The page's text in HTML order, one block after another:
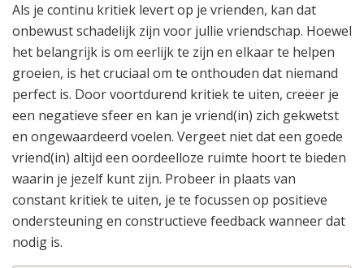
Als je continu kritiek levert op je vrienden, kan dat
onbewust schadelijk zijn voor jullie vriendschap. Hoewel
het belangrijk is om eerlijk te zijn en elkaar te helpen
groeien, is het cruciaal om te onthouden dat niemand
perfect is. Door voortdurend kritiek te uiten, creëer je
een negatieve sfeer en kan je vriend(in) zich gekwetst
en ongewaardeerd voelen. Vergeet niet dat een goede
vriend(in) altijd een oordeelloze ruimte hoort te bieden
waarin je jezelf kunt zijn. Probeer in plaats van
constant kritiek te uiten, je te focussen op positieve
ondersteuning en constructieve feedback wanneer dat
nodig is.